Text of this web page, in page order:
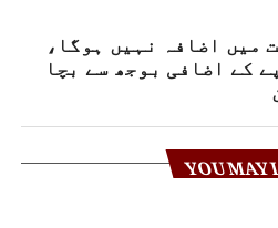
میں اضافہ نہیں ہوگا،
38 ارب روپے کے اضافی بوجھ سے بچا
YOU